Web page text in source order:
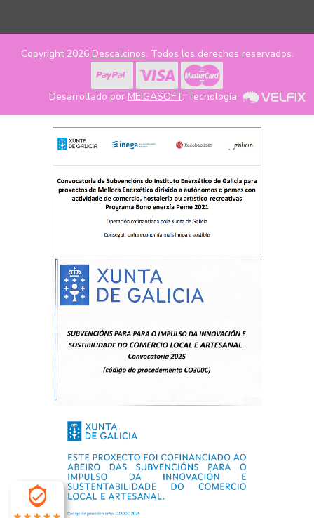
Copyright 2026 Descalcinos. Todos los derechos reservados.
Desarrollado por MEIGASOFT. Tecnología